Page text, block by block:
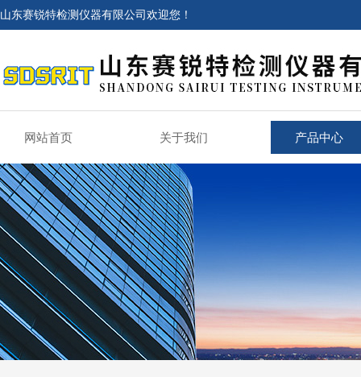
山东赛锐特检测仪器有限公司欢迎您！
网站首页 关于我们 产品中心